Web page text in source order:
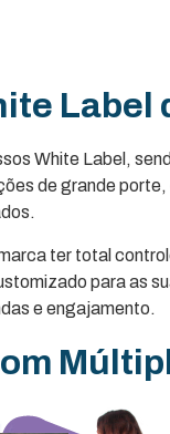
Label
White Label,
de grande
ter total
para as
e engajamento.